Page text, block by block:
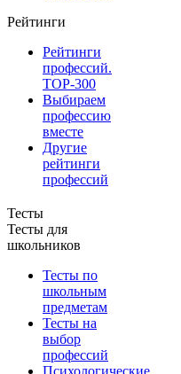
Рейтинги
Рейтинги
профессий.
TOP-300
Выбираем
профессию
вместе
Другие
рейтинги
профессий
Тесты
Тесты для
школьников
Тесты по
школьным
предметам
Тесты на
выбор
профессий
Психологические